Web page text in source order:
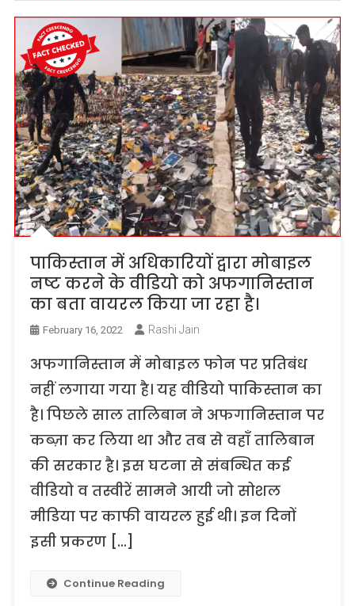
पाकिस्तान में अधिकारियों द्वारा मोबाइल
नष्ट करने के वीडियो को अफगानिस्तान
का बता वायरल किया जा रहा है।
February 16, 2022 Rashi Jain
अफगानिस्तान में मोबाइल फोन पर प्रतिबंध
नहीं लगाया गया है। यह वीडियो पाकिस्तान का
है। पिछले साल तालिबान ने अफगानिस्तान पर
कब्ज़ा कर लिया था और तब से वहाँ तालिबान
की सरकार है। इस घटना से संबन्धित कई
वीडियो व तस्वीरें सामने आयी जो सोशल
मीडिया पर काफी वायरल हुई थी। इन दिनों
इसी प्रकरण […]
Continue Reading